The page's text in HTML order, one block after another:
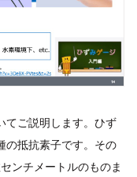
てご説明します。ひず
の抵抗素子です。その
ンチメートルのものま